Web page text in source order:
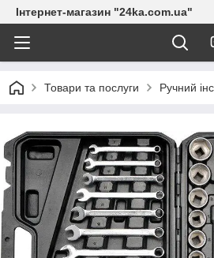
Інтернет-магазин "24ka.com.ua"
Товари та послуги Ручний